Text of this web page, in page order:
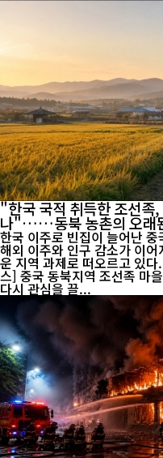
"한국 국적 취득한 조선족
나"……동북 농촌의 오래
한국 이주로 빈집이 늘어난
해외 이주와 인구 감소가 이
운 지역 과제로 떠오르고 있다.(인터내
스] 중국 동북지역 조선족 마
다시 관심을 끌...